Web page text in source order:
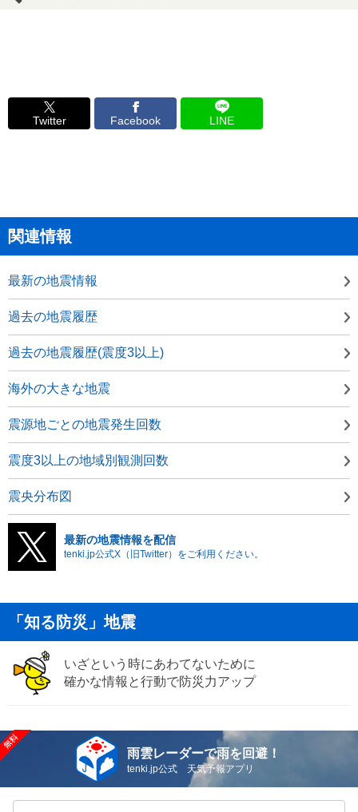
Twitter Facebook LINE
関連情報
最新の地震情報
過去の地震履歴
過去の地震履歴(震度3以上)
海外の大きな地震
震源地ごとの地震発生回数
震度3以上の地域別観測回数
震央分布図
最新の地震情報を配信
tenki.jp公式X（旧Twitter）をご利用ください。
「知る防災」地震
いざという時にあわてないために
確かな情報と行動で防災力アップ
雨雲レーダーで雨を回避！
tenki.jp公式 天気予報アプリ